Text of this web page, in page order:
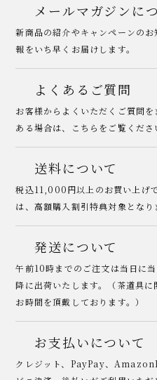
た。
一瞬、お茶を一服楽し
てしまうほどでした。
いつもはテレワーク中
ートを、何粒もいただ
回は1粒で満足でした。
メールマガジンに
新商品の紹介やキャンペーンの
報をいち早くお届けします。
よくあるご質問
お客様からよくいただくご質問
ある場合は、こちらをご覧くださ
送料について
税込11,000円以上のお買い上げ
は、高額購入割引特典対象となり
発送について
午前10時までのご注文は当日に
降に出荷いたします。（茶道具
お時間を頂戴しております。）
お支払いについて
クレジット、PayPay、